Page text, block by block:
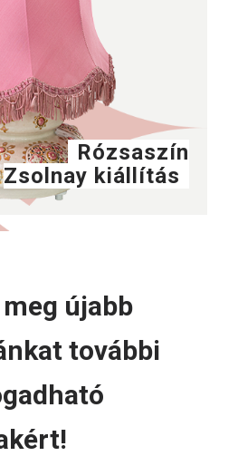
Rózsaszín
Zsolnay kiállítás
újabb
további